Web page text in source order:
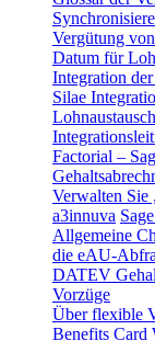
Vergütung
Datum für
Integration
Silae
Factorial –
Verwalten Sie
a3innuva
Allgemeine
die eAU-
DATEV
Vorzüge
Über flexible
Benefits Card